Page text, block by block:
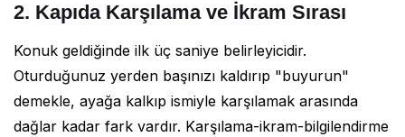
2. Kapıda Karşılama ve İkram Sırası
Konuk geldiğinde ilk üç saniye belirleyicidir.
Oturduğunuz yerden başınızı kaldırıp "buyurun"
demekle, ayağa kalkıp ismiyle karşılamak arasında
dağlar kadar fark vardır. Karşılama-ikram-bilgilendirme